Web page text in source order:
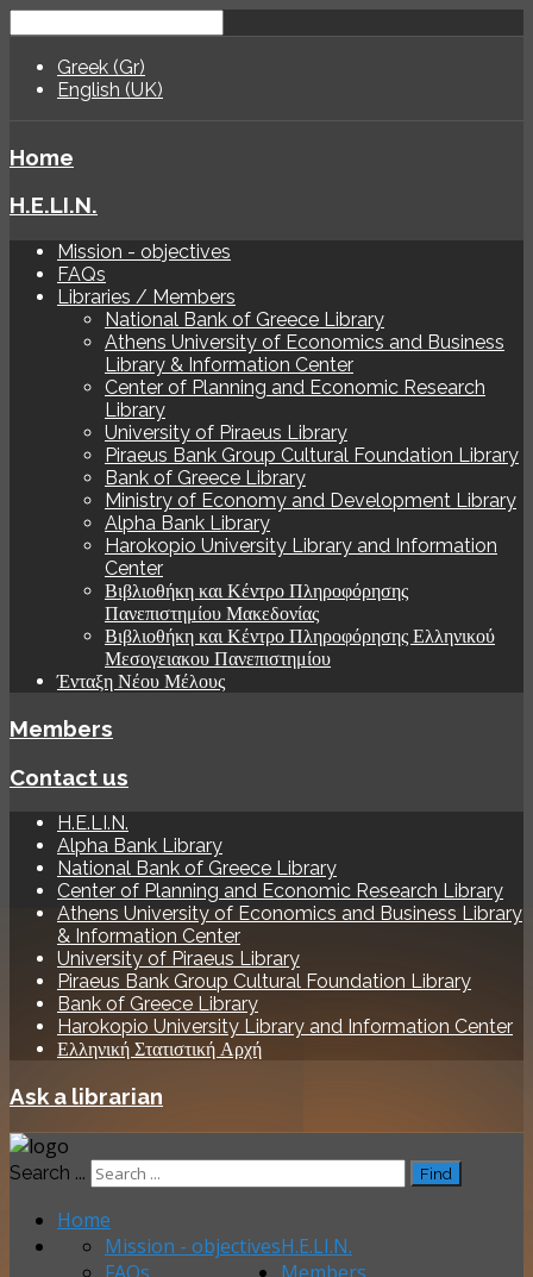
Greek (Gr)
English (UK)
Home
H.E.LI.N.
Mission - objectives
FAQs
Libraries / Members
National Bank of Greece Library
Athens University of Economics and Business
Library & Information Center
Center of Planning and Economic Research
Library
University of Piraeus Library
Piraeus Bank Group Cultural Foundation Library
Bank of Greece Library
Ministry of Economy and Development Library
Alpha Bank Library
Harokopio University Library and Information
Center
Βιβλιοθήκη και Κέντρο Πληροφόρησης
Πανεπιστημίου Μακεδονίας
Βιβλιοθήκη και Κέντρο Πληροφόρησης Ελληνικού
Μεσογειακου Πανεπιστημίου
Ένταξη Νέου Μέλους
Members
Contact us
H.E.LI.N.
Alpha Bank Library
National Bank of Greece Library
Center of Planning and Economic Research Library
Athens University of Economics and Business Library
& Information Center
University of Piraeus Library
Piraeus Bank Group Cultural Foundation Library
Bank of Greece Library
Harokopio University Library and Information Center
Ελληνική Στατιστική Αρχή
Ask a librarian
Search ... Find
Home
H.E.LI.N.
Mission - objectives